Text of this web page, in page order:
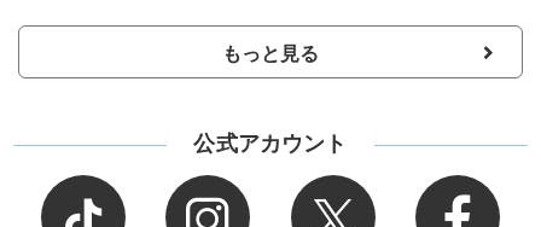
もっと見る
公式アカウント